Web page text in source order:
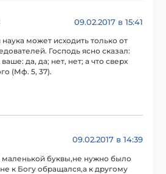
09.02.2017 в 15:41
может исходить только от
Господь ясно сказал:
да, да; нет, нет; а что сверх
(Мф. 5, 37).
09.02.2017 в 14:39
маленькой буквы,не нужно было
к Богу обращался,а к другому